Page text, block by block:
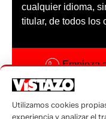
cualquier idioma,
titular, de todos los
Empieza
Código
Utilizamos cookies
experiencia y analizar el